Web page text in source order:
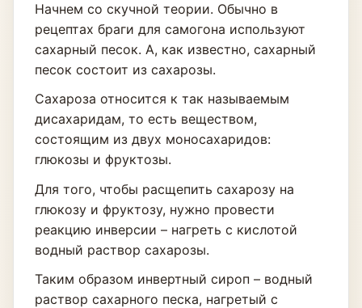
Начнем со скучной теории. Обычно в
рецептах браги для самогона используют
сахарный песок. А, как известно, сахарный
песок состоит из сахарозы.
Сахароза относится к так называемым
дисахаридам, то есть веществом,
состоящим из двух моносахаридов:
глюкозы и фруктозы.
Для того, чтобы расщепить сахарозу на
глюкозу и фруктозу, нужно провести
реакцию инверсии – нагреть с кислотой
водный раствор сахарозы.
Таким образом инвертный сироп – водный
раствор сахарного песка, нагретый с